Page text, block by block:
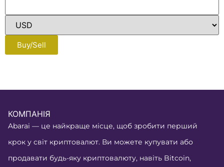
Buy/Sell
КОМПАНІЯ
Abarai — це найкраще місце, щоб зробити перший
крок у світ криптовалют. Ви можете купувати або
продавати будь-яку криптовалюту, навіть Bitcoin,